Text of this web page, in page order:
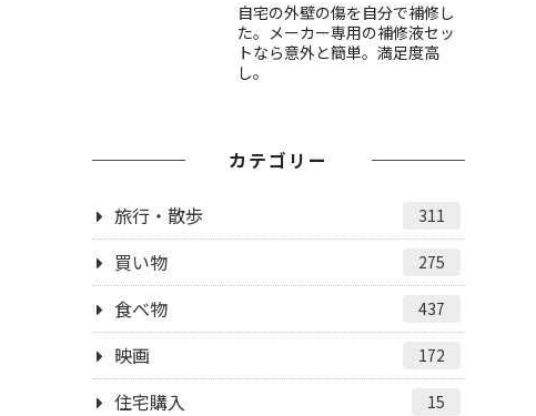
自宅の外壁の傷を自分で補修し
た。メーカー専用の補修液セッ
トなら意外と簡単。満足度高
し。
カテゴリー
旅行・散歩 311
買い物 275
食べ物 437
映画 172
住宅購入 15